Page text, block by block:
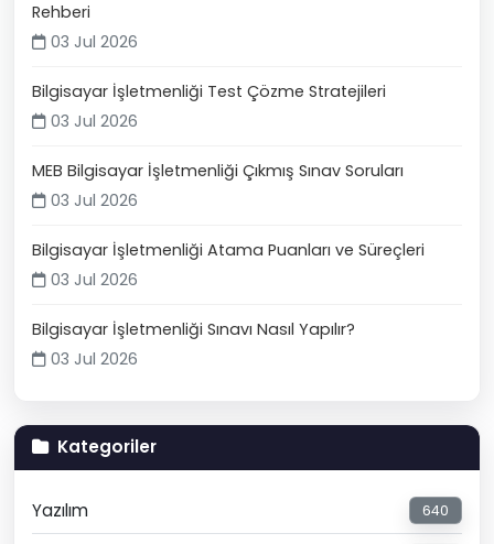
Rehberi
03 Jul 2026
Bilgisayar İşletmenliği Test Çözme Stratejileri
03 Jul 2026
MEB Bilgisayar İşletmenliği Çıkmış Sınav Soruları
03 Jul 2026
Bilgisayar İşletmenliği Atama Puanları ve Süreçleri
03 Jul 2026
Bilgisayar İşletmenliği Sınavı Nasıl Yapılır?
03 Jul 2026
Kategoriler
Yazılım 640